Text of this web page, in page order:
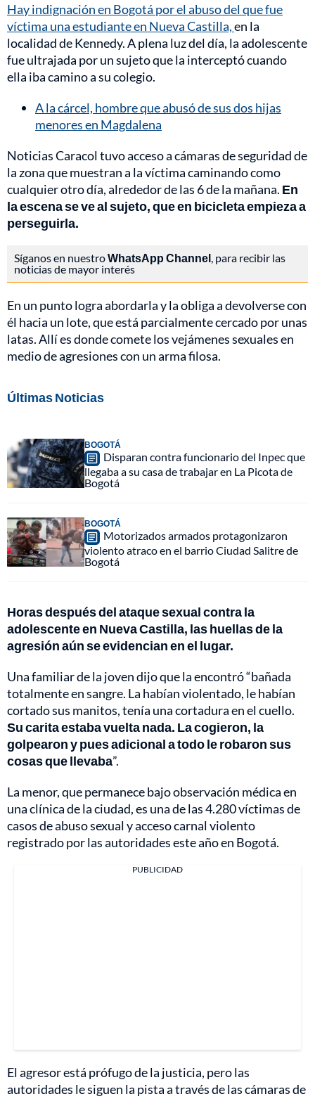
Hay indignación en Bogotá por el abuso del que fue
víctima una estudiante en Nueva Castilla,en la
localidad de Kennedy. A plena luz del día, la adolescente
fue ultrajada por un sujeto que la interceptó cuando
ella iba camino a su colegio.
A la cárcel, hombre que abusó de sus dos hijas
menores en Magdalena
Noticias Caracol tuvo acceso a cámaras de seguridad de
la zona que muestran a la víctima caminando como
cualquier otro día, alrededor de las 6 de la mañana. En
la escena se ve al sujeto, que en bicicleta empieza a
perseguirla.
Síganos en nuestroWhatsApp Channel , para recibir las
noticias de mayor interés
En un punto logra abordarla y la obliga a devolverse con
él hacia un lote, que está parcialmente cercado por unas
latas. Allí es donde comete los vejámenes sexuales en
medio de agresiones con un arma filosa.
Últimas Noticias
BOGOTÁ
Disparan contra funcionario del Inpec que
llegaba a su casa de trabajar en La Picota de
Bogotá
BOGOTÁ
Motorizados armados protagonizaron
violento atraco en el barrio Ciudad Salitre de
Bogotá
Horas después del ataque sexual contra la
adolescente en Nueva Castilla, las huellas de la
agresión aún se evidencian en el lugar.
Una familiar de la joven dijo que la encontró “bañada
totalmente en sangre. La habían violentado, le habían
cortado sus manitos, tenía una cortadura en el cuello.
Su carita estaba vuelta nada. La cogieron, la
golpearon y pues adicional a todo le robaron sus
cosas que llevaba”.
La menor, que permanece bajo observación médica en
una clínica de la ciudad, es una de las 4.280 víctimas de
casos de abuso sexual y acceso carnal violento
registrado por las autoridades este año en Bogotá.
PUBLICIDAD
El agresor está prófugo de la justicia, pero las
autoridades le siguen la pista a través de las cámaras de